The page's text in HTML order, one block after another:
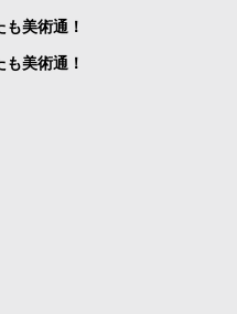
美術通！
美術通！